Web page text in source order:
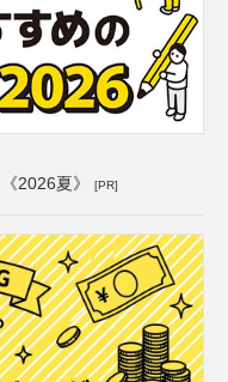
2026夏》 [PR]